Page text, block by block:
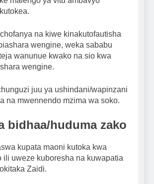
na kiwe kinakutofautisha
wengine, weka sababu
wanunue kwako na sio kwa
wengine.
juu ya ushindani/wapinzani
na mwennendo mzima wa soko.
bidhaa/huduma zako
kupata maoni kutoka kwa
ili uweze kuboresha na kuwapatia
Zaidi.